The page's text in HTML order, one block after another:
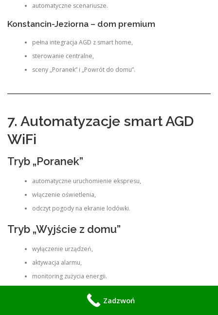
automatyczne scenariusze.
Konstancin-Jeziorna – dom premium
pełna integracja AGD z smart home,
sterowanie centralne,
sceny „Poranek” i „Powrót do domu”.
7. Automatyzacje smart AGD
WiFi
Tryb „Poranek”
automatyczne uruchomienie ekspresu,
włączenie oświetlenia,
odczyt pogody na ekranie lodówki.
Tryb „Wyjście z domu”
wyłączenie urządzeń,
aktywacja alarmu,
monitoring zużycia energii.
Zadzwoń